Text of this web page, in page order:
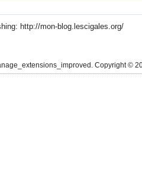
http://mon-blog.lescigales.org/
Copyright ©